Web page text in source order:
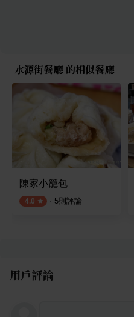
水源街餐廳 的相似餐廳
陳家小籠包
4.0 · 5則評論
用戶評論